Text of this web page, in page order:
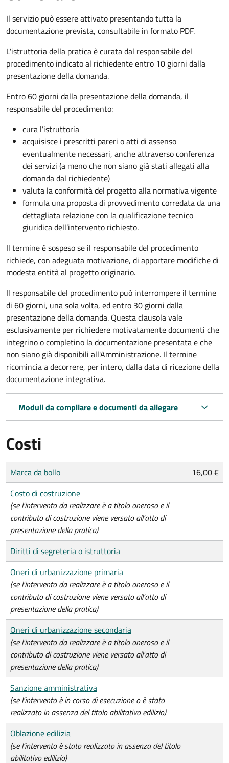
Il servizio può essere attivato presentando tutta la
documentazione prevista, consultabile in formato PDF.
L'istruttoria della pratica è curata dal responsabile del
procedimento indicato al richiedente entro 10 giorni dalla
presentazione della domanda.
Entro 60 giorni dalla presentazione della domanda, il
responsabile del procedimento:
cura l’istruttoria
acquisisce i prescritti pareri o atti di assenso
eventualmente necessari, anche attraverso conferenza
dei servizi (a meno che non siano già stati allegati alla
domanda dal richiedente)
valuta la conformità del progetto alla normativa vigente
formula una proposta di provvedimento corredata da una
dettagliata relazione con la qualificazione tecnico
giuridica dell’intervento richiesto.
Il termine è sospeso se il responsabile del procedimento
richiede, con adeguata motivazione, di apportare modifiche di
modesta entità al progetto originario.
Il responsabile del procedimento può interrompere il termine
di 60 giorni, una sola volta, ed entro 30 giorni dalla
presentazione della domanda. Questa clausola vale
esclusivamente per richiedere motivatamente documenti che
integrino o completino la documentazione presentata e che
non siano già disponibili all'Amministrazione. Il termine
ricomincia a decorrere, per intero, dalla data di ricezione della
documentazione integrativa.
Moduli da compilare e documenti da allegare
Costi
Tipo di pagamento
Importo
Marca da bollo
16,00 €
Costo di costruzione
(se l'intervento da realizzare è a titolo oneroso e il
contributo di costruzione viene versato all'atto di
presentazione della pratica)
Diritti di segreteria o istruttoria
Oneri di urbanizzazione primaria
(se l'intervento da realizzare è a titolo oneroso e il
contributo di costruzione viene versato all'atto di
presentazione della pratica)
Oneri di urbanizzazione secondaria
(se l'intervento da realizzare è a titolo oneroso e il
contributo di costruzione viene versato all'atto di
presentazione della pratica)
Sanzione amministrativa
(se l'intervento è in corso di esecuzione o è stato
realizzato in assenza del titolo abilitativo edilizio)
Oblazione edilizia
(se l'intervento è stato realizzato in assenza del titolo
abilitativo edilizio)